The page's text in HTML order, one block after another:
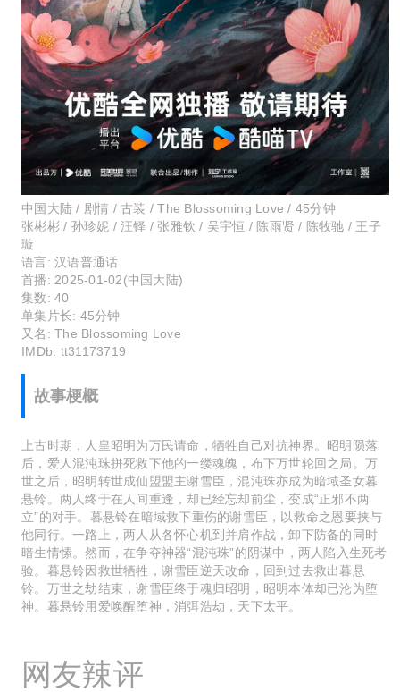
中国大陆 / 剧情 / 古装 / The Blossoming Love / 45分钟
张彬彬 / 孙珍妮 / 汪铎 / 张雅钦 / 吴宇恒 / 陈雨贤 / 陈牧驰 / 王子
璇
语言: 汉语普通话
首播: 2025-01-02(中国大陆)
集数: 40
单集片长: 45分钟
又名: The Blossoming Love
IMDb: tt31173719
故事梗概
上古时期，人皇昭明为万民请命，牺牲自己对抗神界。昭明陨落
后，爱人混沌珠拼死救下他的一缕魂魄，布下万世轮回之局。万
世之后，昭明转世成仙盟盟主谢雪臣，混沌珠亦成为暗域圣女暮
悬铃。两人终于在人间重逢，却已经忘却前尘，变成“正邪不两
立”的对手。暮悬铃在暗域救下重伤的谢雪臣，以救命之恩要挟与
他同行。一路上，两人从各怀心机到并肩作战，卸下防备的同时
暗生情愫。然而，在争夺神器“混沌珠”的阴谋中，两人陷入生死考
验。暮悬铃因救世牺牲，谢雪臣逆天改命，回到过去救出暮悬
铃。万世之劫结束，谢雪臣终于魂归昭明，昭明本体却已沦为堕
神。暮悬铃用爱唤醒堕神，消弭浩劫，天下太平。
网友辣评